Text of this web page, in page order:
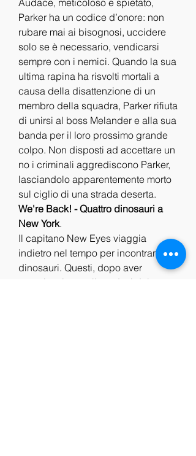
Audace, meticoloso e spietato,
Parker ha un codice d’onore: non
rubare mai ai bisognosi, uccidere
solo se è necessario, vendicarsi
sempre con i nemici. Quando la sua
ultima rapina ha risvolti mortali a
causa della disattenzione di un
membro della squadra, Parker rifiuta
di unirsi al boss Melander e alla sua
banda per il loro prossimo grande
colpo. Non disposti ad accettare un
no i criminali aggrediscono Parker,
lasciandolo apparentemente morto
sul ciglio di una strada deserta.
We're Back! - Quattro dinosauri a
New York.
Il capitano New Eyes viaggia
indietro nel tempo per incontrare i
dinosauri. Questi, dopo aver
mangiato i cereali prodotti dal